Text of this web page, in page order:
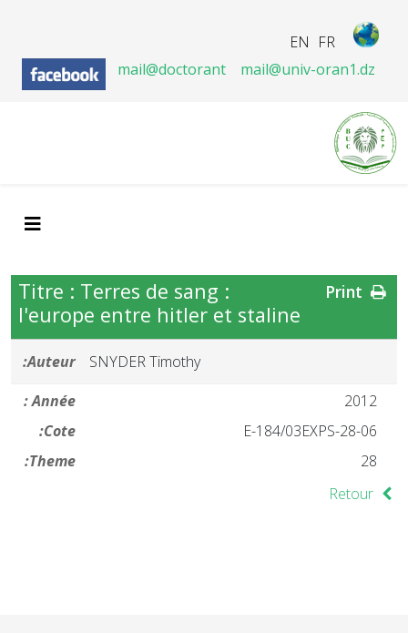
FR
EN
mail@doctorant
mail@univ-oran1.dz
Titre : Terres de sang :
l'europe entre hitler et staline
Auteur:
SNYDER Timothy
Année :
2012
Cote:
28-06-E-184/03EXPS
Theme:
28
Retour